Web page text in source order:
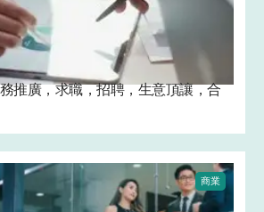
推廣，求職，招聘，生意頂讓，合
商業